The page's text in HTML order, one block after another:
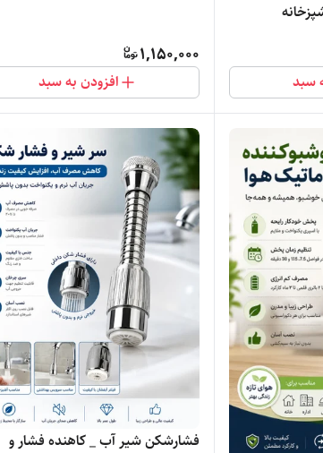
سبد
1,150,000
افزودن به سبد
فشارشکن شیر آب _ کاهنده فشار و